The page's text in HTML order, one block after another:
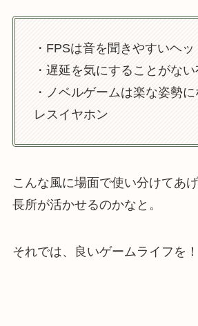
・FPSは音を聞きやすいヘッ
・遅延を気にすることがな
・ノベルゲームは楽な姿勢
レスイヤホン
こんな風に場面で使い分けてあ
長所が活かせるのかなと。
それでは、良いゲームライフを！